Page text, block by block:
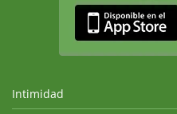
Intimidad